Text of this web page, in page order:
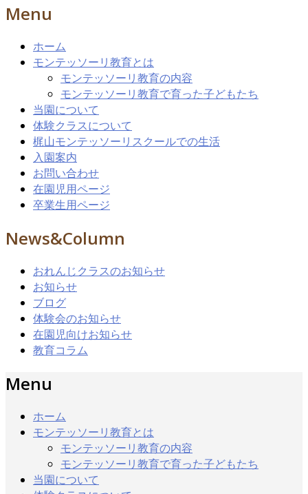
Menu
ホーム
モンテッソーリ教育とは
モンテッソーリ教育の内容
モンテッソーリ教育で育った子どもたち
当園について
体験クラスについて
梶山モンテッソーリスクールでの生活
入園案内
お問い合わせ
在園児用ページ
卒業生用ページ
News&Column
おれんじクラスのお知らせ
お知らせ
ブログ
体験会のお知らせ
在園児向けお知らせ
教育コラム
Menu
ホーム
モンテッソーリ教育とは
モンテッソーリ教育の内容
モンテッソーリ教育で育った子どもたち
当園について